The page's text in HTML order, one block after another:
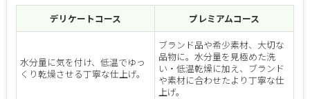
デリケートコース プレミアムコース
水分量に気を付け、低温でゆっ
くり乾燥させる丁寧な仕上げ。
ブランド品や希少素材、大切な
品物に。水分量を見極めた洗
い・低温乾燥に加え、ブランド
や素材に合わせたより丁寧な仕
上げ。